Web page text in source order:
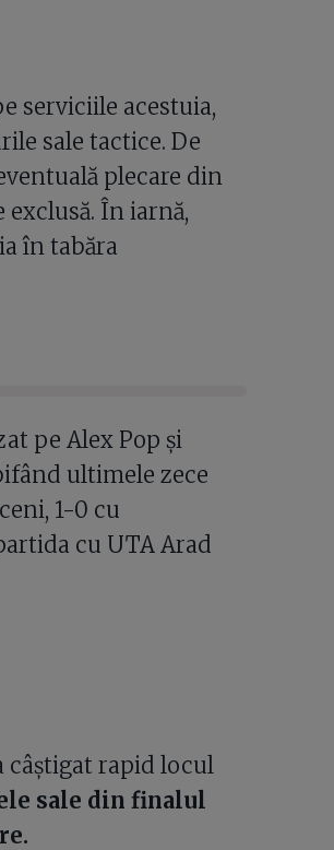
serviciile acestuia,
sale tactice. De
plecare din
exclusă. În iarnă,
în tabăra
pe Alex Pop și
ultimele zece
1-0 cu
cu UTA Arad
câștigat rapid locul
sale din finalul